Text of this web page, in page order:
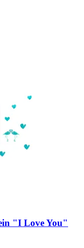
"I Love You"